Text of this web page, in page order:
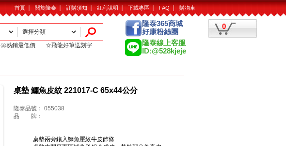
首頁｜ 關於隆泰｜ 訂購須知｜ 紅利說明｜ 下載專區｜ FAQ｜ 購物車
㊣熱銷最低價 ☆飛龍好筆送刻字
隆泰365商城
好康粉絲團
隆泰線上客服
ID:@528kjeje
桌墊 鱷魚皮紋 221017-C 65x44公分
隆泰品號： 055038
品 牌：
桌墊兩旁鑲入鱷魚壓紋牛皮飾條
0